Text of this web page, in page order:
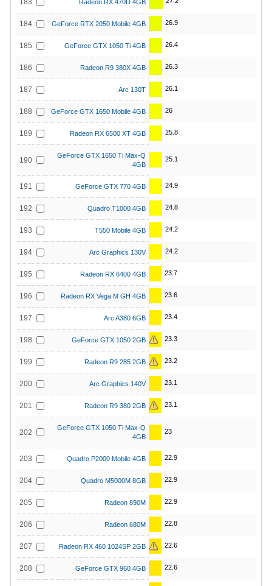
183 Radeon RX 470D 4GB
184 GeForce RTX 2050 Mobile 4GB 26.9
185 GeForce GTX 1050 Ti 4GB 26.4
186 Radeon R9 380X 4GB 26.3
187 Arc 130T 26.1
188 GeForce GTX 1650 Mobile 4GB 26
189 Radeon RX 6500 XT 4GB 25.8
190
GeForce GTX 1650 Ti Max-Q
4GB
25.1
191 GeForce GTX 770 4GB 24.9
192 Quadro T1000 4GB 24.8
193 T550 Mobile 4GB 24.2
194 Arc Graphics 130V 24.2
195 Radeon RX 6400 4GB 23.7
196 Radeon RX Vega M GH 4GB 23.6
197 Arc A380 6GB 23.4
198 GeForce GTX 1050 2GB 23.3
199 Radeon R9 285 2GB 23.2
200 Arc Graphics 140V 23.1
201 Radeon R9 380 2GB 23.1
202
GeForce GTX 1050 Ti Max-Q
4GB
23
203 Quadro P2000 Mobile 4GB 22.9
204 Quadro M5000M 8GB 22.9
205 Radeon 890M 22.9
206 Radeon 680M 22.8
207 Radeon RX 460 1024SP 2GB 22.6
208 GeForce GTX 960 4GB 22.6